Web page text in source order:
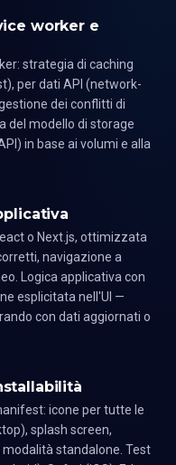
worker e
strategia di caching
per dati API (network-
dei conflitti di
del modello di storage
in base ai volumi e alla
o Next.js, ottimizzata
navigazione a
Logica applicativa con
esplicitata nell'UI —
con dati aggiornati o
icone per tutte le
splash screen,
standalone. Test